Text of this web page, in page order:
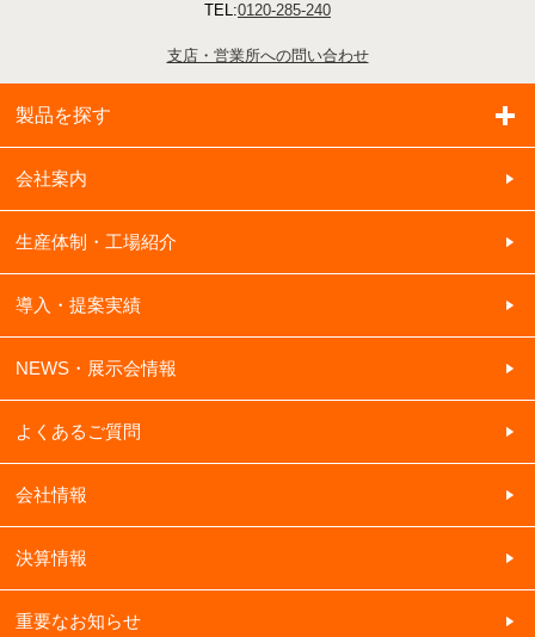
TEL:0120-285-240
支店・営業所への問い合わせ
製品を探す
会社案内
生産体制・工場紹介
導入・提案実績
NEWS・展示会情報
よくあるご質問
会社情報
決算情報
重要なお知らせ